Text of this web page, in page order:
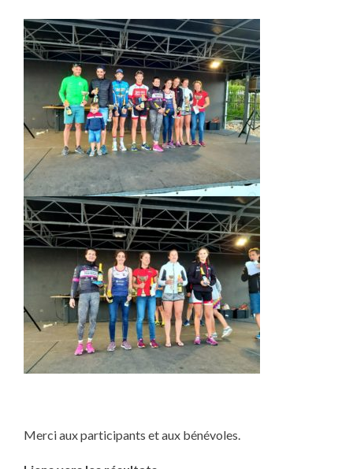
Merci aux participants et aux bénévoles.